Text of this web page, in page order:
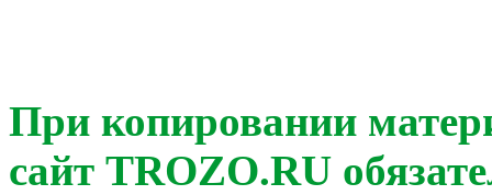
При копировании
сайт TROZO.RU